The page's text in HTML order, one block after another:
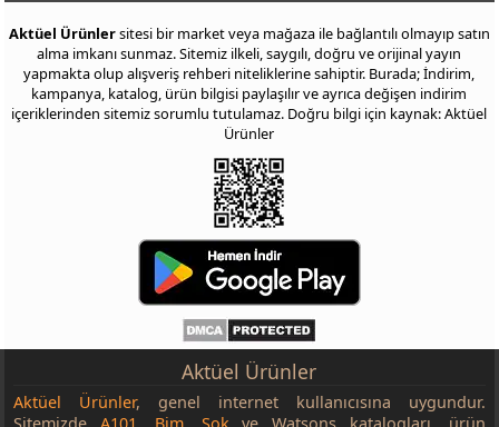
Aktüel Ürünlersitesi bir market veya mağaza ile bağlantılı olmayıp satın
alma imkanı sunmaz. Sitemiz ilkeli, saygılı, doğru ve orijinal yayın
yapmakta olup alışveriş rehberi niteliklerine sahiptir. Burada; İndirim,
kampanya, katalog, ürün bilgisi paylaşılır ve ayrıca değişen indirim
içeriklerinden sitemiz sorumlu tutulamaz. Doğru bilgi için kaynak: Aktüel
Ürünler
Aktüel Ürünler
Aktüel Ürünler, genel internet kullanıcısına uygundur.